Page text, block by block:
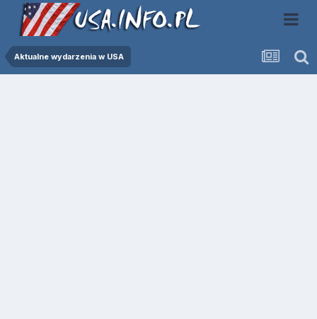
Aktualne wydarzenia w USA